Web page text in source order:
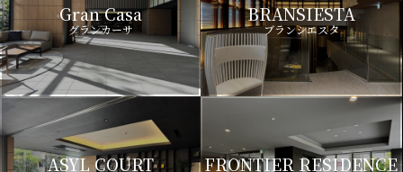
Gran Casa
グランカーサ
BRANSIESTA
ブランシエスタ
ASYL COURT FRONTIER RESIDENCE